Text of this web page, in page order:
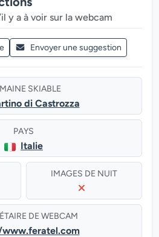
y a à voir sur la webcam
Envoyer une suggestion
SKIABLE
di Castrozza
PAYS
Italie
IMAGES DE NUIT
DE WEBCAM